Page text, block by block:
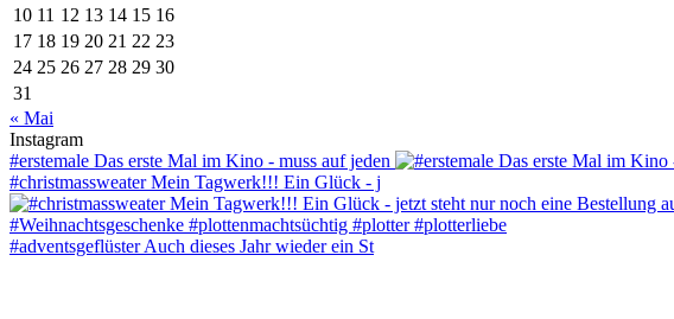
10 11 12 13 14 15 16
17 18 19 20 21 22 23
24 25 26 27 28 29 30
31
« Mai
Instagram
#erstemale Das erste Mal im Kino - muss auf jeden
#christmassweater Mein Tagwerk!!! Ein Glück - j
#adventsgeflüster Auch dieses Jahr wieder ein St